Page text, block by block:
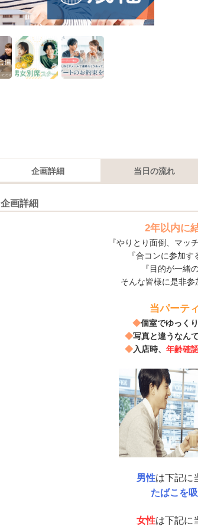
企画詳細 当日の流れ
企画詳細
2年以内に
『やりとり面倒、マッ
『合コンに参加す
『目的が一緒
そんな皆様に是非参
当パーテ
◆個室でゆっく
◆写真と違うなん
◆入店時、 年齢確
男性は下記に
たばこを
女性は下記に